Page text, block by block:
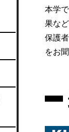
本学
果な
保護
をお